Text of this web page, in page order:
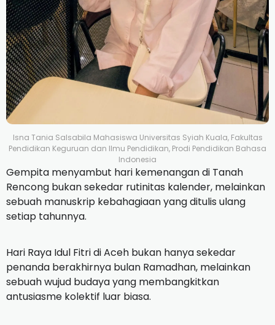
Isna Tania Salsabila Mahasiswa Universitas Syiah Kuala, Fakultas
Pendidikan Keguruan dan Ilmu Pendidikan, Prodi Pendidikan Bahasa
Indonesia
Gempita menyambut hari kemenangan di Tanah
Rencong bukan sekedar rutinitas kalender, melainkan
sebuah manuskrip kebahagiaan yang ditulis ulang
setiap tahunnya.
Hari Raya Idul Fitri di Aceh bukan hanya sekedar
penanda berakhirnya bulan Ramadhan, melainkan
sebuah wujud budaya yang membangkitkan
antusiasme kolektif luar biasa.